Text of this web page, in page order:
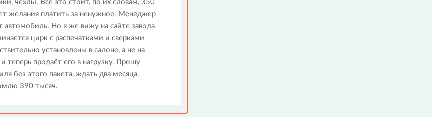
чехлы. Всё это стоит, по их словам, 350
желания платить за ненужное. Менеджер
автомобиль. Но я же вижу на сайте завода
цирк с распечатками и сверками
установлены в салоне, а не на
теперь продаёт его в нагрузку. Прошу
без этого пакета, ждать два месяца.
390 тысяч.